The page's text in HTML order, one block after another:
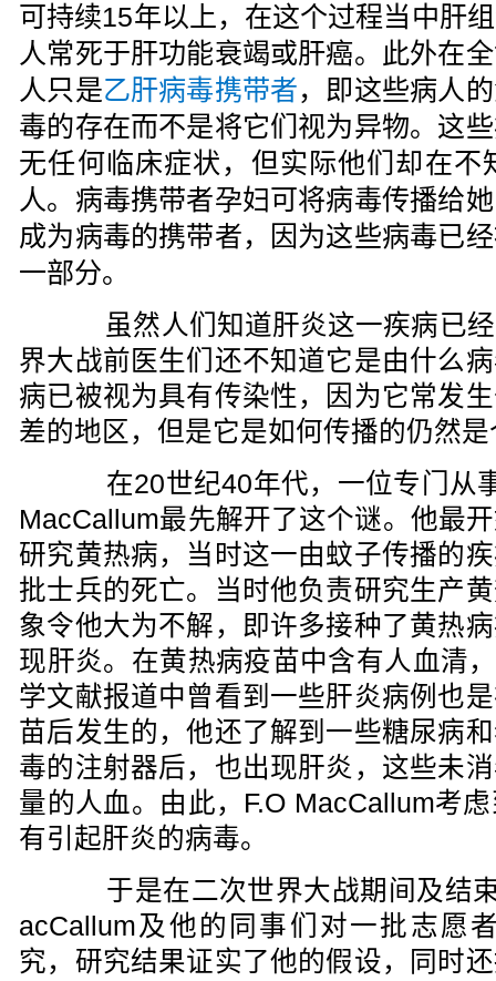
可持续15年以上，在这个过程当中肝
人常死于肝功能衰竭或肝癌。此外在
人只是乙肝病毒携带者，即这些病人
毒的存在而不是将它们视为异物。这
无任何临床症状，但实际他们却在不
人。病毒携带者孕妇可将病毒传播给
成为病毒的携带者，因为这些病毒已
一部分。
虽然人们知道肝炎这一疾病已经
界大战前医生们还不知道它是由什么
病已被视为具有传染性，因为它常发
差的地区，但是它是如何传播的仍然
在20世纪40年代，一位专门从
MacCallum最先解开了这个谜。他最
研究黄热病，当时这一由蚊子传播的
批士兵的死亡。当时他负责研究生产
象令他大为不解，即许多接种了黄热
现肝炎。在黄热病疫苗中含有人血清
学文献报道中曾看到一些肝炎病例也
苗后发生的，他还了解到一些糖尿病
毒的注射器后，也出现肝炎，这些未
量的人血。由此，F.O MacCallum考
有引起肝炎的病毒。
于是在二次世界大战期间及结束
acCallum及他的同事们对一批志愿
究，研究结果证实了他的假设，同时